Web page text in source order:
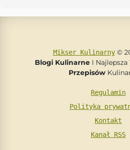
Mikser Kulinarny©
Blogi Kulinarne I Najlepsza
Przepisów
Regulamin
Polityka
Kontakt
Kanał RSS